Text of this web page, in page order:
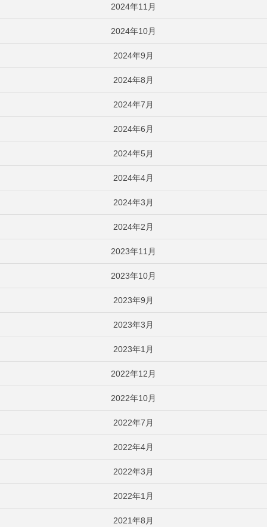
2024年11月
2024年10月
2024年9月
2024年8月
2024年7月
2024年6月
2024年5月
2024年4月
2024年3月
2024年2月
2023年11月
2023年10月
2023年9月
2023年3月
2023年1月
2022年12月
2022年10月
2022年7月
2022年4月
2022年3月
2022年1月
2021年8月